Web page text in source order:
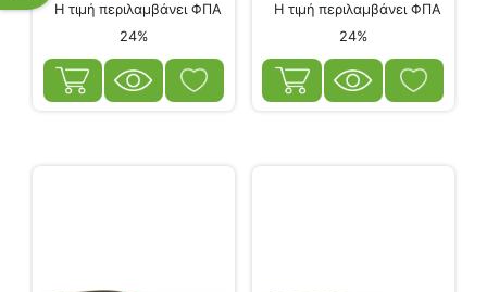
Η τιμή περιλαμβάνει ΦΠΑ
24%
Η τιμή περιλαμβάνει ΦΠΑ
24%